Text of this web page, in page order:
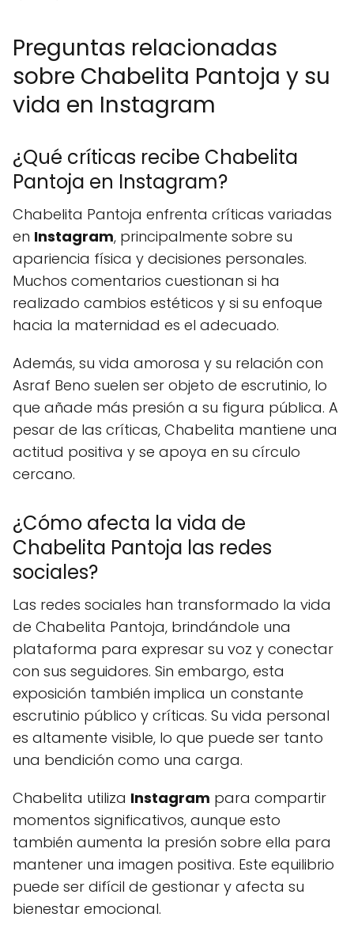
Preguntas relacionadas
sobre Chabelita Pantoja y su
vida en Instagram
¿Qué críticas recibe Chabelita
Pantoja en Instagram?
Chabelita Pantoja enfrenta críticas variadas
en Instagram, principalmente sobre su
apariencia física y decisiones personales.
Muchos comentarios cuestionan si ha
realizado cambios estéticos y si su enfoque
hacia la maternidad es el adecuado.
Además, su vida amorosa y su relación con
Asraf Beno suelen ser objeto de escrutinio, lo
que añade más presión a su figura pública. A
pesar de las críticas, Chabelita mantiene una
actitud positiva y se apoya en su círculo
cercano.
¿Cómo afecta la vida de
Chabelita Pantoja las redes
sociales?
Las redes sociales han transformado la vida
de Chabelita Pantoja, brindándole una
plataforma para expresar su voz y conectar
con sus seguidores. Sin embargo, esta
exposición también implica un constante
escrutinio público y críticas. Su vida personal
es altamente visible, lo que puede ser tanto
una bendición como una carga.
Chabelita utiliza Instagram para compartir
momentos significativos, aunque esto
también aumenta la presión sobre ella para
mantener una imagen positiva. Este equilibrio
puede ser difícil de gestionar y afecta su
bienestar emocional.